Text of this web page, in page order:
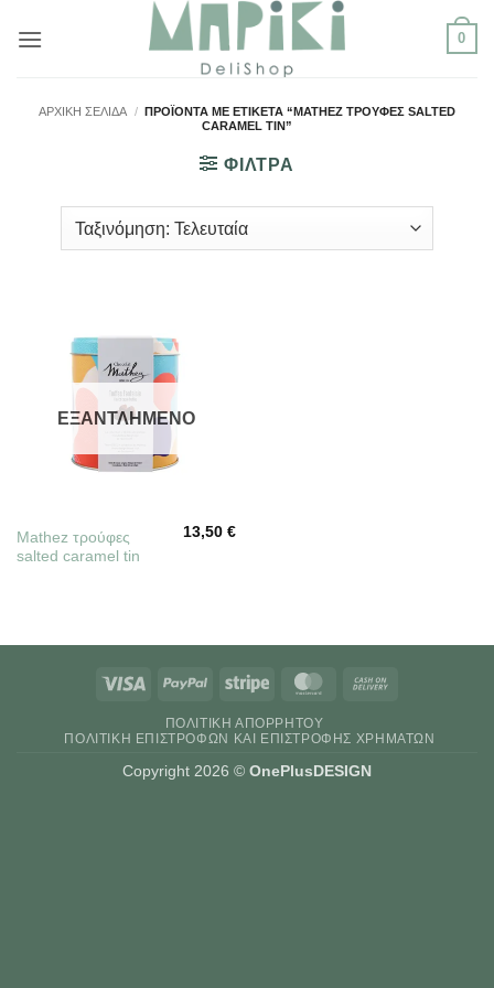
στο
0
ΑΡΧΙΚΉ ΣΕΛΊΔΑ / ΠΡΟΪΌΝΤΑ ΜΕ ΕΤΙΚΈΤΑ “MATHEZ ΤΡΟΎΦΕΣ SALTED
CARAMEL TIN”
ΦΙΛΤΡΑ
ΕΞΑΝΤΛΗΜΈΝΟ
Mathez τρούφες
salted caramel tin
13,50€
Visa PayPal Stripe MasterCard
Delivery
ΠΟΛΙΤΙΚΉ ΑΠΟΡΡΉΤΟΥ
ΠΟΛΙΤΙΚΉ ΕΠΙΣΤΡΟΦΏΝ ΚΑΙ ΕΠΙΣΤΡΟΦΉΣ ΧΡΗΜΆΤΩΝ
Copyright 2026 © OnePlusDESIGN